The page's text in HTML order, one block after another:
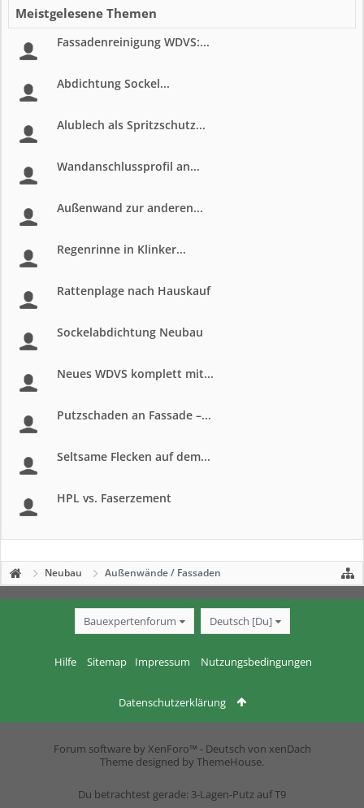
Meistgelesene Themen
Fassadenreinigung WDVS:...
Abdichtung Sockel...
Alublech als Spritzschutz...
Wandanschlussprofil an...
Außenwand zur anderen...
Regenrinne in Klinker...
Rattenplage nach Hauskauf
Sockelabdichtung Neubau
Neues WDVS komplett mit...
Putzschaden an Fassade –...
Seltsame Flecken auf dem...
HPL vs. Faserzement
Neubau Außenwände / Fassaden
Bauexpertenforum Deutsch [Du]
Hilfe Sitemap Impressum Nutzungsbedingungen
Datenschutzerklärung
Forum software by XenForo™ - Deutsch von xenDach
Theme designed by ThemeHouse.
Du betrachtest gerade: 3-Lagen-Putz auf T9